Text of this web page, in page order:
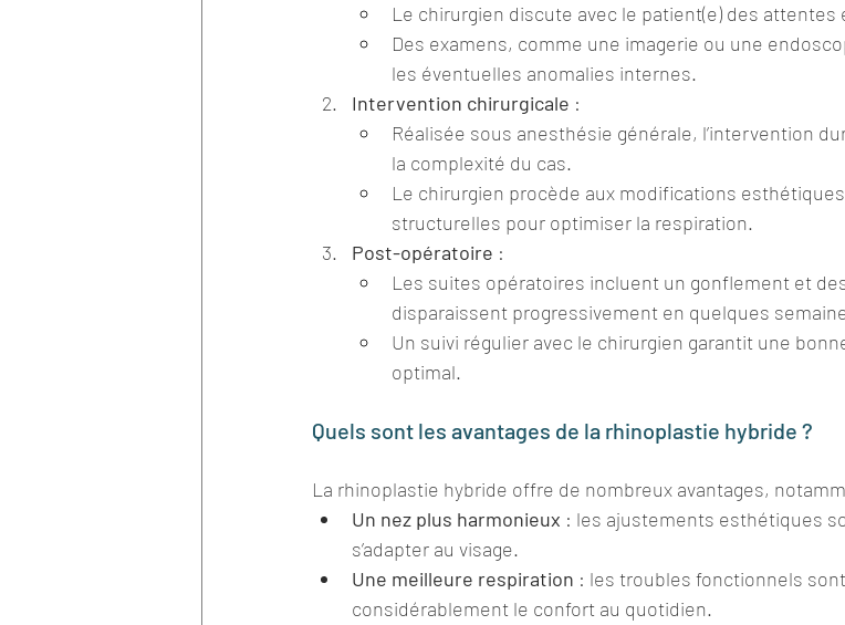
Le chirurgien discute avec le patient(e) des
Des examens, comme une imagerie ou une
les éventuelles anomalies internes.
Intervention chirurgicale :
Réalisée sous anesthésie générale, l’intervention
la complexité du cas.
Le chirurgien procède aux modifications
structurelles pour optimiser la respiration.
Post-opératoire :
Les suites opératoires incluent un gonflement et
disparaissent progressivement en quelques
Un suivi régulier avec le chirurgien garantit une
optimal.
Quels sont les avantages de la rhinoplastie hybride ?
La rhinoplastie hybride offre de nombreux avantages,
Un nez plus harmonieux : les ajustements esthétiques
s’adapter au visage.
Une meilleure respiration : les troubles fonctionnels
considérablement le confort au quotidien.